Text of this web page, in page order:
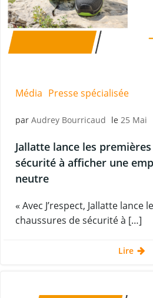
Média Presse spécialisée
par Audrey Bourricaud le 25 Mai
Jallatte lance les
sécurité à afficher une
neutre
« Avec J’respect, Jallatte lance
chaussures de sécurité à […]
Lire